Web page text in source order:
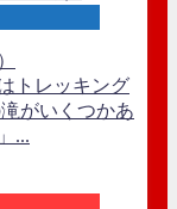
トレッキング
がいくつかあ
...